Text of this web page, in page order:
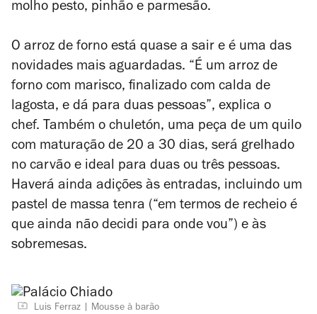
molho pesto, pinhão e parmesão.
O arroz de forno está quase a sair e é uma das
novidades mais aguardadas. “É um arroz de
forno com marisco, finalizado com calda de
lagosta, e dá para duas pessoas”, explica o
chef. Também o chuletón, uma peça de um quilo
com maturação de 20 a 30 dias, será grelhado
no carvão e ideal para duas ou três pessoas.
Haverá ainda adições às entradas, incluindo um
pastel de massa tenra (“em termos de recheio é
que ainda não decidi para onde vou”) e às
sobremesas.
Luis Ferraz Mousse à barão